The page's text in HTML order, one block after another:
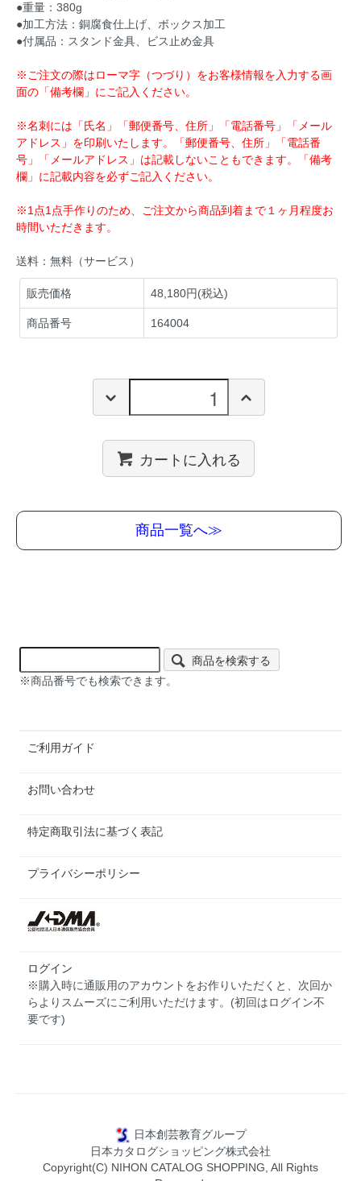
●重量：380g
●加工方法：銅腐食仕上げ、ボックス加工
●付属品：スタンド金具、ビス止め金具
※ご注文の際はローマ字（つづり）をお客様情報を入力する画
面の「備考欄」にご記入ください。
※名刺には「氏名」「郵便番号、住所」「電話番号」「メール
アドレス」を印刷いたします。「郵便番号、住所」「電話番
号」「メールアドレス」は記載しないこともできます。「備考
欄」に記載内容を必ずご記入ください。
※1点1点手作りのため、ご注文から商品到着まで１ヶ月程度お
時間いただきます。
送料：無料（サービス）
販売価格 48,180円(税込)
商品番号 164004
カートに入れる
商品一覧へ≫
商品を検索する
※商品番号でも検索できます。
ご利用ガイド
お問い合わせ
特定商取引法に基づく表記
プライバシーポリシー
ログイン
※購入時に通販用のアカウントをお作りいただくと、次回か
らよりスムーズにご利用いただけます。(初回はログイン不
要です)
日本創芸教育グループ
日本カタログショッピング株式会社
Copyright(C) NIHON CATALOG SHOPPING, All Rights